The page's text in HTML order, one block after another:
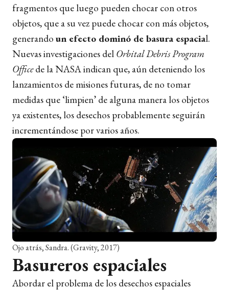
fragmentos que luego pueden chocar con otros
objetos, que a su vez puede chocar con más objetos,
generando un efecto dominó de basura espacial.
Nuevas investigaciones del Orbital Debris Program
Officede la NASA indican que, aún deteniendo los
lanzamientos de misiones futuras, de no tomar
medidas que ‘limpien’ de alguna manera los objetos
ya existentes, los desechos probablemente seguirán
incrementándose por varios años.
Ojo atrás, Sandra. (Gravity, 2017)
Basureros espaciales
Abordar el problema de los desechos espaciales